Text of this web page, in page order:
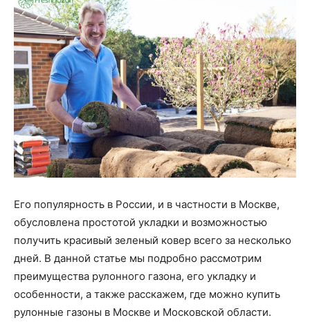
Его популярность в России, и в частности в Москве,
обусловлена простотой укладки и возможностью
получить красивый зеленый ковер всего за несколько
дней. В данной статье мы подробно рассмотрим
преимущества рулонного газона, его укладку и
особенности, а также расскажем, где можно купить
рулонные газоны в Москве и Московской области.